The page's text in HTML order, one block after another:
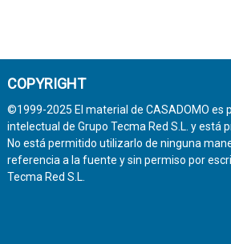
COPYRIGHT
©1999-2025 El material de CASADOMO es
intelectual de Grupo Tecma Red S.L. y está
No está permitido utilizarlo de ninguna
referencia a la fuente y sin permiso por
Tecma Red S.L.